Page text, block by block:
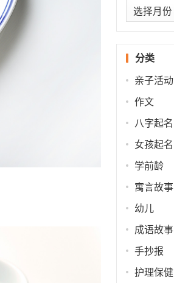
归
档
分类
亲子活动
作文
八字起名
女孩起名
学前龄
寓言故事
幼儿
成语故事
手抄报
护理保健